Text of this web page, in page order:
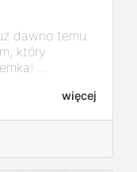
dawno temu.
który
...
więcej